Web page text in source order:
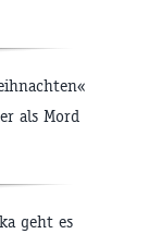
als Mord
geht es